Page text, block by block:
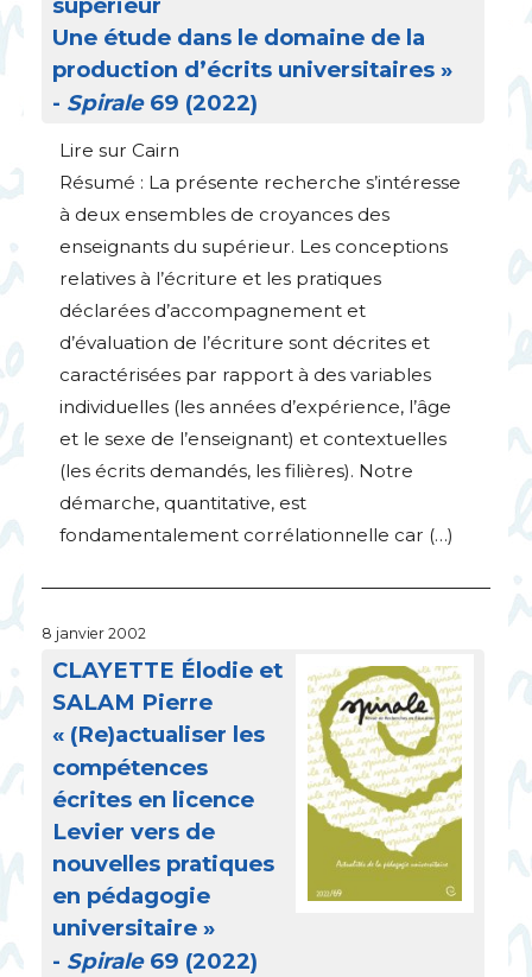
Une étude dans le domaine de la
production d’écrits universitaires »
- Spirale69 (2022)
Lire sur Cairn
Résumé : La présente recherche s’intéresse
à deux ensembles de croyances des
enseignants du supérieur. Les conceptions
relatives à l’écriture et les pratiques
déclarées d’accompagnement et
d’évaluation de l’écriture sont décrites et
caractérisées par rapport à des variables
individuelles (les années d’expérience, l’âge
et le sexe de l’enseignant) et contextuelles
(les écrits demandés, les filières). Notre
démarche, quantitative, est
fondamentalement corrélationnelle car (…)
8 janvier 2002
CLAYETTE Élodie et
SALAM Pierre
« (Re)actualiser les
compétences
écrites en licence
Levier vers de
nouvelles pratiques
en pédagogie
universitaire »
- Spirale69 (2022)